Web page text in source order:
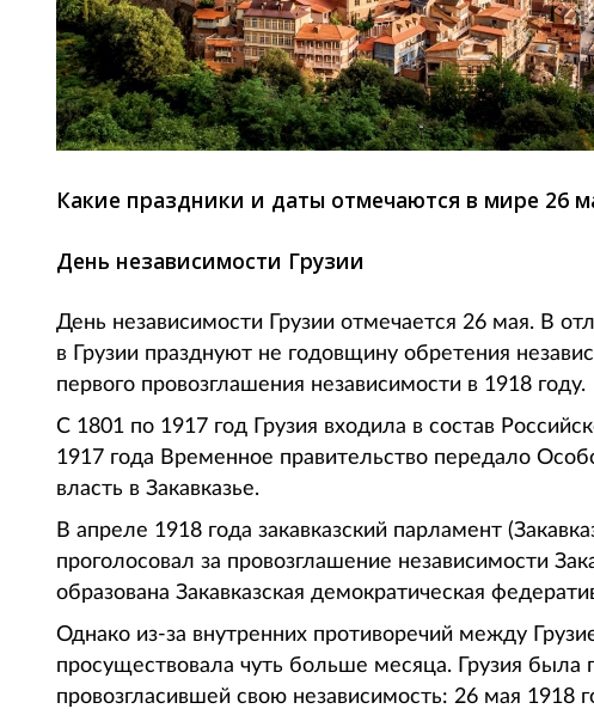
Какие праздники и даты отмечаются в мире 26
День независимости Грузии
День независимости Грузии отмечается 26 мая. В
в Грузии празднуют не годовщину обретения
первого провозглашения независимости в 1918 году.
С 1801 по 1917 год Грузия входила в состав
1917 года Временное правительство передало
власть в Закавказье.
В апреле 1918 года закавказский парламент
проголосовал за провозглашение независимости
образована Закавказская демократическая
Однако из-за внутренних противоречий между
просуществовала чуть больше месяца. Грузия была
провозгласившей свою независимость: 26 мая 1918